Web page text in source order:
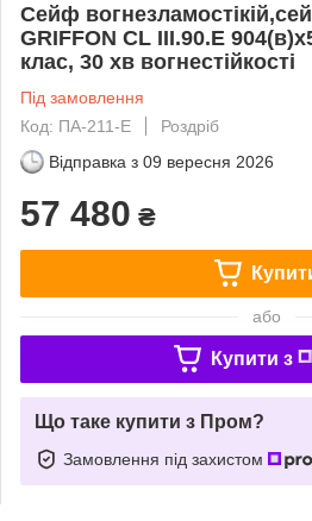
Сейф
GRIFFON CL III.90.E
клас, 30 хв вогнестійкості
Під замовлення
Код: ПА-211-Е
Роздріб
Відправка з 09 вересня 2026
57 480 ₴
або
Купити з
Що таке купити з Пром?
Замовлення під захистом